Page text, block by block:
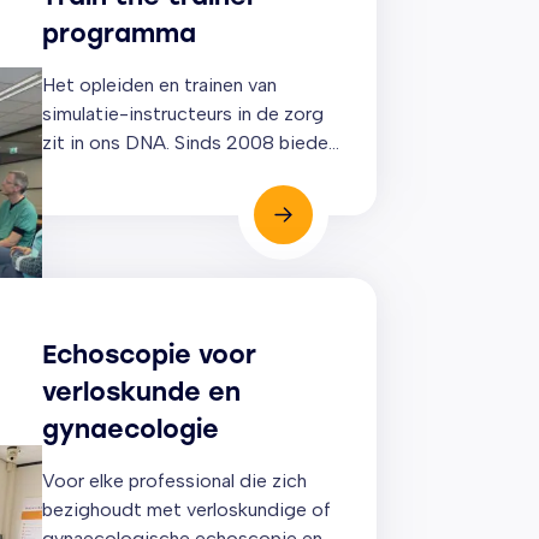
programma
Het opleiden en trainen van
simulatie-instructeurs in de zorg
zit in ons DNA. Sinds 2008 bieden
teamtrainingen in een veilige
simulatiesetting, gericht op niet-
Echoscopie voor
verloskunde en
gynaecologie
Voor elke professional die zich
bezighoudt met verloskundige of